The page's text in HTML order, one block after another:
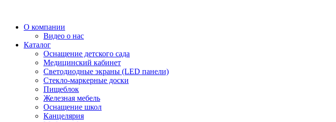
О компании
Видео о нас
Каталог
Оснащение детского сада
Медицинский кабинет
Светодиодные экраны (LED панели)
Стекло-маркерные доски
Пищеблок
Железная мебель
Оснащение школ
Канцелярия